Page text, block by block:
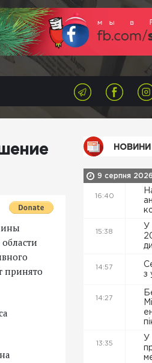
принято
НОВИНИ
9 серпня 2026
16:40
15:38
У
14:57
з
14:27
13:35
У